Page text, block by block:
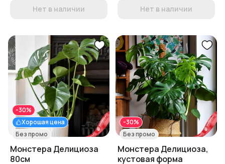
Нет в наличии Нет в наличии
Хорошая цена
-30%
Без промо
Монстера Делициоза
80см
-30%
Без промо
Монстера Делициоза,
кустовая форма